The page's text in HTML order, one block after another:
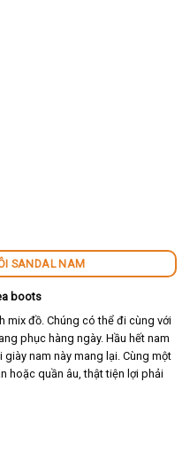
SANDAL NAM
boots
mix đồ. Chúng có thể đi cùng với
phục hàng ngày. Hầu hết nam
nam này mang lại. Cùng một
hoặc quần âu, thật tiện lợi phải